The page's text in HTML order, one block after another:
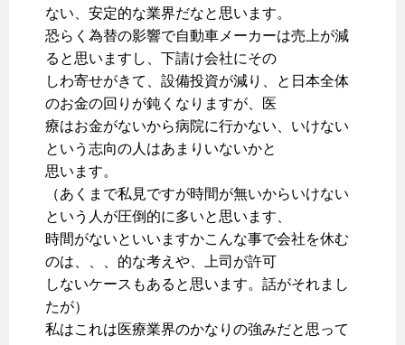
ない、安定的な業界だなと思います。
恐らく為替の影響で自動車メーカーは売上が減
ると思いますし、下請け会社にその
しわ寄せがきて、設備投資が減り、と日本全体
のお金の回りが鈍くなりますが、医
療はお金がないから病院に行かない、いけない
という志向の人はあまりいないかと
思います。
（あくまで私見ですが時間が無いからいけない
という人が圧倒的に多いと思います、
時間がないといいますかこんな事で会社を休む
のは、、、的な考えや、上司が許可
しないケースもあると思います。話がそれまし
たが）
私はこれは医療業界のかなりの強みだと思って